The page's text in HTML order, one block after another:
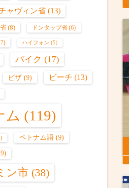
ャヴィン省 (13)
(8) ドンタップ省 (6)
ハイフォン (5)
バイク (17)
ビザ (9) ビーチ (13)
ム (119)
ベトナム語 (9)
ン市 (38)